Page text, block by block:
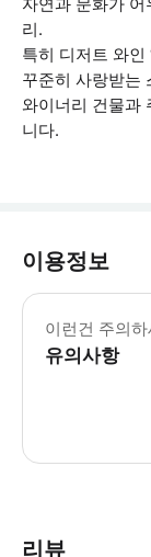
리.
특히 디저트 와인
꾸준히 사랑받는
와이너리 건물과
니다.
이용정보
이런건 주의
유의사항
리뷰